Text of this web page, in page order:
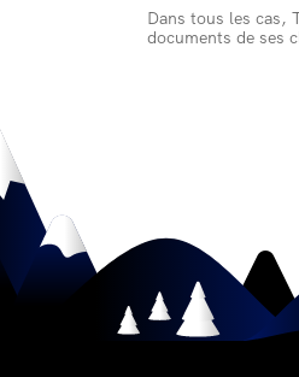
Dans tous les cas,
documents de ses